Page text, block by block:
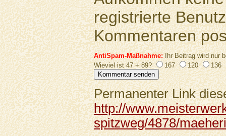
registrierte
Kommentaren
AntiSpam-Maßnahme:Ihr Beitrag wird nur
Wieviel ist 47 + 89?
167 120 136
Permanenter Link
http://
spitzweg/4878/